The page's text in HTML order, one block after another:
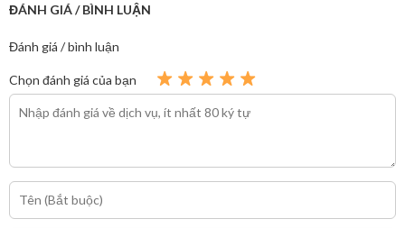
ĐÁNH GIÁ / BÌNH LUẬN
Đánh giá / bình luận
Chọn đánh giá của bạn